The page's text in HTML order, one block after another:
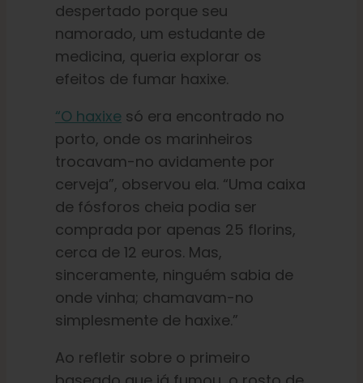
despertado porque seu
namorado, um estudante de
medicina, queria explorar os
efeitos de fumar haxixe.
“O haxixesó era encontrado no
porto, onde os marinheiros
trocavam-no avidamente por
cerveja”, observou ela. “Uma caixa
de fósforos cheia podia ser
comprada por apenas 25 florins,
cerca de 12 euros. Mas,
sinceramente, ninguém sabia de
onde vinha; chamavam-no
simplesmente de haxixe.”
Ao refletir sobre o primeiro